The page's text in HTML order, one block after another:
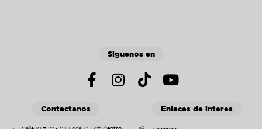
Siguenos en
Contactanos Enlaces de interes